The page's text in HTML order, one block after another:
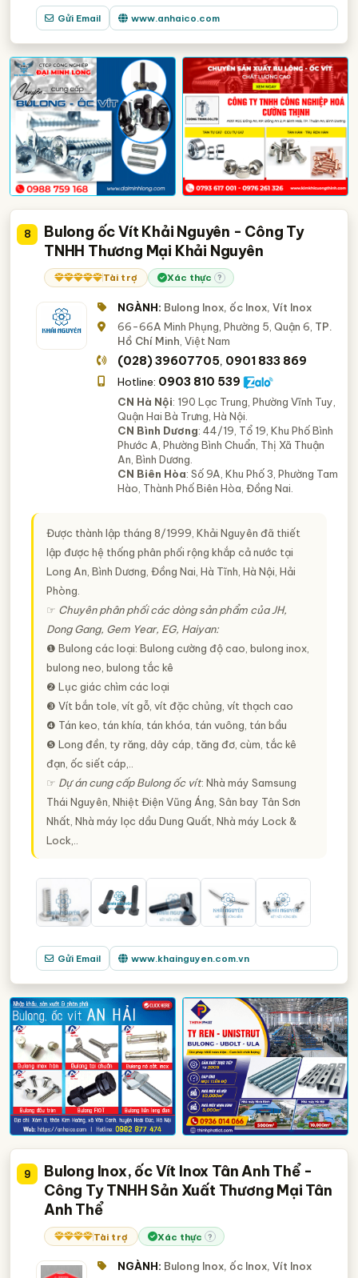
Gửi Email www.anhaico.com
8
Bulong ốc Vít Khải Nguyên - Công Ty
TNHH Thương Mại Khải Nguyên
Tài trợ Xác thực ?
NGÀNH: Bulong Inox, ốc Inox, Vít Inox
66-66A Minh Phụng, Phường 5, Quận 6, TP.
Hồ Chí Minh , Việt Nam
(028) 39607705, 0901 833 869
Hotline: 0903 810 539
CN Hà Nội: 190 Lạc Trung, Phường Vĩnh Tuy,
Quận Hai Bà Trưng, Hà Nội.
CN Bình Dương: 44/19, Tổ 19, Khu Phố Bình
Phước A, Phường Bình Chuẩn, Thị Xã Thuận
An, Bình Dương.
CN Biên Hòa: Số 9A, Khu Phố 3, Phường Tam
Hào, Thành Phố Biên Hòa, Đồng Nai.
Được thành lập tháng 8/1999, Khải Nguyên đã thiết
lập được hệ thống phân phối rộng khắp cả nước tại
Long An, Bình Dương, Đồng Nai, Hà Tĩnh, Hà Nội, Hải
Phòng.
☞ Chuyên phân phối các dòng sản phẩm của JH,
Dong Gang, Gem Year, EG, Haiyan:
❶ Bulong các loại: Bulong cường độ cao, bulong inox,
bulong neo, bulong tắc kê
❷ Lục giác chìm các loại
❸ Vít bắn tole, vít gỗ, vít đặc chủng, vít thạch cao
❹ Tán keo, tán khía, tán khóa, tán vuông, tán bầu
❺ Long đền, ty răng, dây cáp, tăng đơ, cùm, tắc kê
đạn, ốc siết cáp,..
☞ Dự án cung cấp Bulong ốc vít: Nhà máy Samsung
Thái Nguyên, Nhiệt Điện Vũng Áng, Sân bay Tân Sơn
Nhất, Nhà máy lọc dầu Dung Quất, Nhà máy Lock &
Lock,..
Gửi Email www.khainguyen.com.vn
9
Bulong Inox, ốc Vít Inox Tân Anh Thể -
Công Ty TNHH Sản Xuất Thương Mại Tân
Anh Thể
Tài trợ Xác thực ?
NGÀNH: Bulong Inox, ốc Inox, Vít Inox